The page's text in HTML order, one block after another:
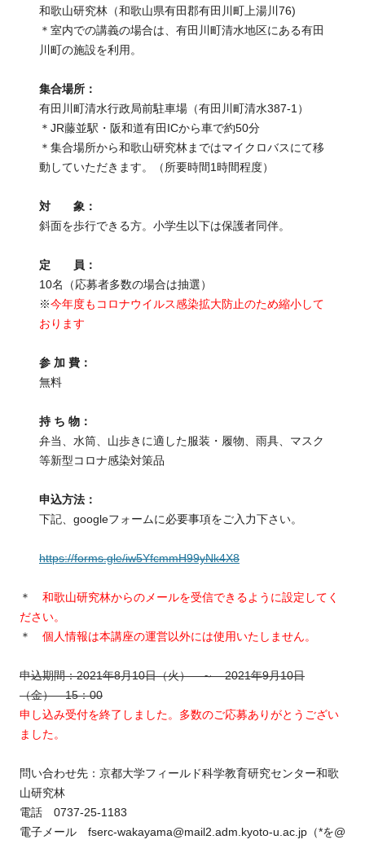
和歌山研究林（和歌山県有田郡有田川町上湯川76)
＊室内での講義の場合は、有田川町清水地区にある有田
川町の施設を利用。
集合場所：
有田川町清水行政局前駐車場（有田川町清水387-1）
＊JR藤並駅・阪和道有田ICから車で約50分
＊集合場所から和歌山研究林まではマイクロバスにて移
動していただきます。（所要時間1時間程度）
対 象：
斜面を歩行できる方。小学生以下は保護者同伴。
定 員：
10名（応募者多数の場合は抽選）
※今年度もコロナウイルス感染拡大防止のため縮小して
おります
参 加 費：
無料
持 ち 物：
弁当、水筒、山歩きに適した服装・履物、雨具、マスク
等新型コロナ感染対策品
申込方法：
下記、googleフォームに必要事項をご入力下さい。
https://forms.gle/iw5YfcmmH99yNk4X8
＊
和歌山研究林からのメールを受信できるように設定してく
ださい。
＊
個人情報は本講座の運営以外には使用いたしません。
申込期間：2021年8月10日（火） ～ 2021年9月10日
（金） 15：00
申し込み受付を終了しました。多数のご応募ありがとうござい
ました。
問い合わせ先：京都大学フィールド科学教育研究センター和歌
山研究林
電話 0737-25-1183
電子メール fserc-wakayama@mail2.adm.kyoto-u.ac.jp（*を@